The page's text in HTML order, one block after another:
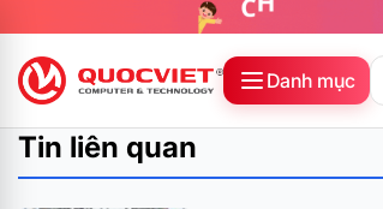
Danh mục
Tin liên quan